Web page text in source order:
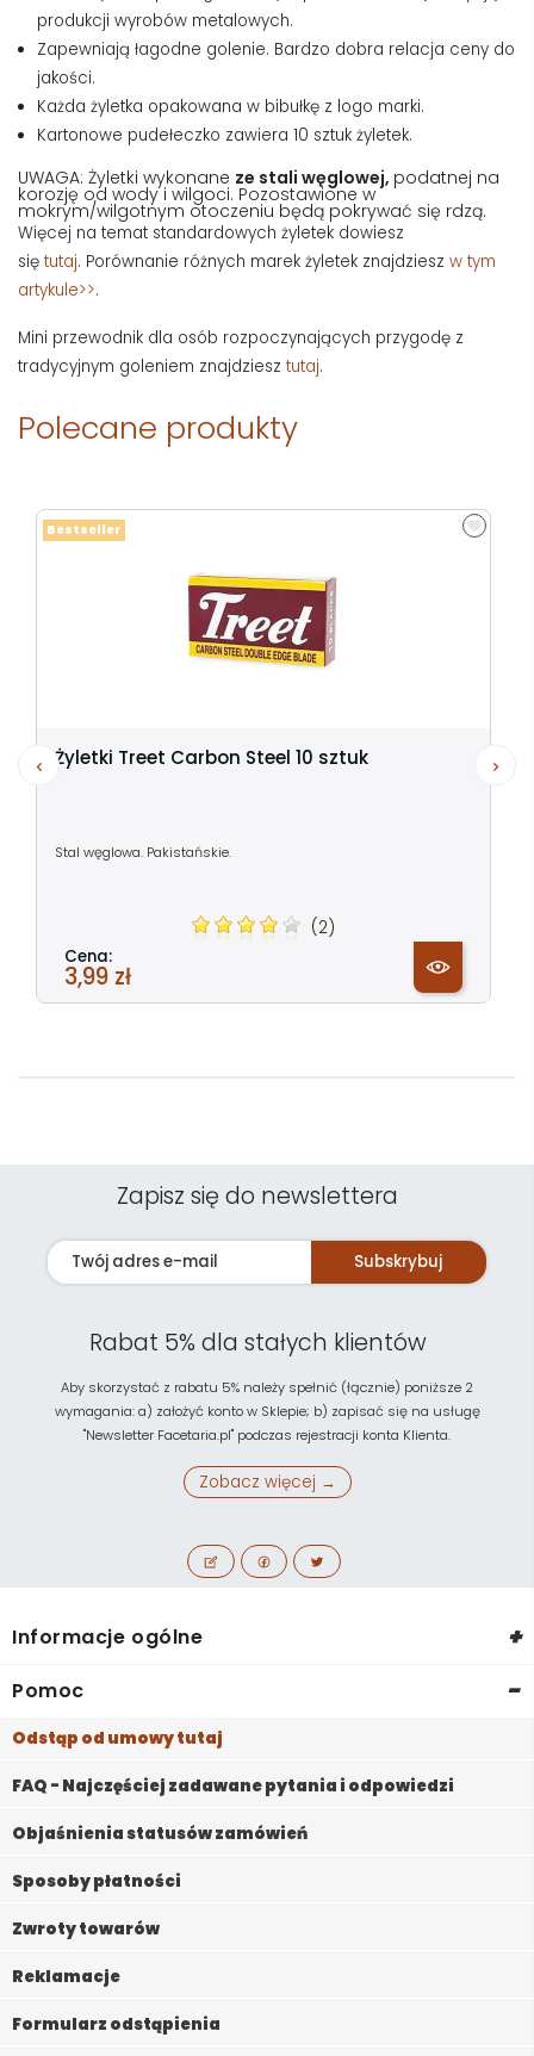
produkcji wyrobów metalowych.
Zapewniają łagodne golenie. Bardzo dobra relacja ceny do
jakości.
Każda żyletka opakowana w bibułkę z logo marki.
Kartonowe pudełeczko zawiera 10 sztuk żyletek.
UWAGA: Żyletki wykonane ze stali węglowej, podatnej na
korozję od wody i wilgoci. Pozostawione w
mokrym/wilgotnym otoczeniu będą pokrywać się rdzą.
Więcej na temat standardowych żyletek dowiesz
się tutaj. Porównanie różnych marek żyletek znajdziesz w tym
artykule>>.
Mini przewodnik dla osób rozpoczynających przygodę z
tradycyjnym goleniem znajdziesz tutaj.
Polecane produkty
Żyletki Treet Carbon Steel 10 sztuk
Stal węglowa. Pakistańskie.
(2)
Cena:
3,99 zł
Bestseller
Zapisz się do newslettera
Subskrybuj
Rabat 5% dla stałych klientów
Aby skorzystać z rabatu 5% należy spełnić (łącznie) poniższe 2
wymagania: a) założyć konto w Sklepie; b) zapisać się na usługę
"Newsletter Facetaria.pl" podczas rejestracji konta Klienta.
Zobacz więcej →
Informacje ogólne +
Pomoc -
Odstąp od umowy tutaj
FAQ - Najczęściej zadawane pytania i odpowiedzi
Objaśnienia statusów zamówień
Sposoby płatności
Zwroty towarów
Reklamacje
Formularz odstąpienia